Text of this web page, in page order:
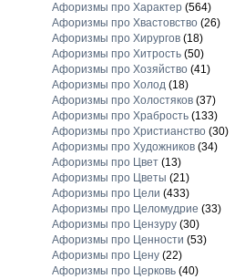
Афоризмы про Характер(564)
Афоризмы про Хвастовство(26)
Афоризмы про Хирургов(18)
Афоризмы про Хитрость(50)
Афоризмы про Хозяйство(41)
Афоризмы про Холод(18)
Афоризмы про Холостяков(37)
Афоризмы про Храбрость(133)
Афоризмы про Христианство(30)
Афоризмы про Художников(34)
Афоризмы про Цвет(13)
Афоризмы про Цветы (21)
Афоризмы про Цели (433)
Афоризмы про Целомудрие (33)
Афоризмы про Цензуру(30)
Афоризмы про Ценности (53)
Афоризмы про Цену(22)
Афоризмы про Церковь(40)